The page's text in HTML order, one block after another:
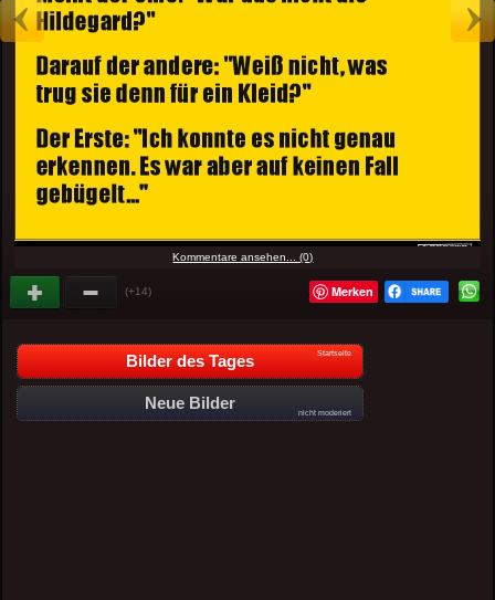
Kommentare ansehen... (0)
(+14) Merken
Bilder des Tages Startseite
Neue Bilder
nicht moderiert